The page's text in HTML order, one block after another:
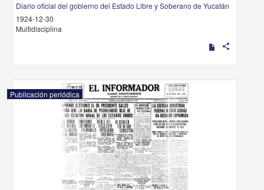
Diario oficial del gobierno del Estado Libre y Soberano de Yucatán
1924-12-30
Multidisciplina
share
Publicación periódica